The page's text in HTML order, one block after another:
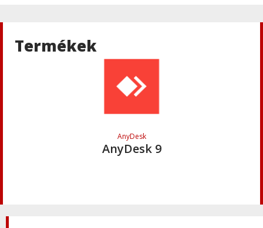
Termékek
AnyDesk
AnyDesk 9